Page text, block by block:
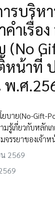
k
รบริห
ำเรื่อ
(No
น้าที่
.ศ
บาย(No-Gift-
มรู้เกี่ยวกับหลัก
จรรยาของเจ้า
น 2569